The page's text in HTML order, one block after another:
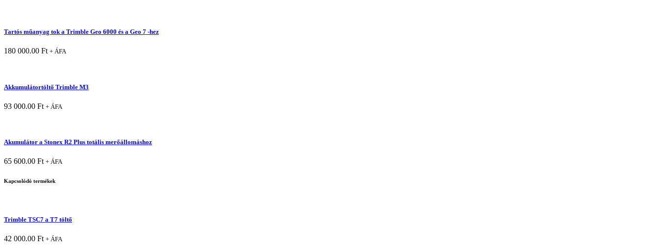
Tartós műanyag tok a Trimble Geo 6000 és a Geo 7 -hez
180 000.00 Ft + ÁFA
Akkumulátortöltő Trimble M3
93 000.00 Ft + ÁFA
Akumulátor a Stonex R2 Plus totális merőállomáshoz
65 600.00 Ft + ÁFA
Kapcsolódó termékek
Trimble TSC7 a T7 töltő
42 000.00 Ft + ÁFA